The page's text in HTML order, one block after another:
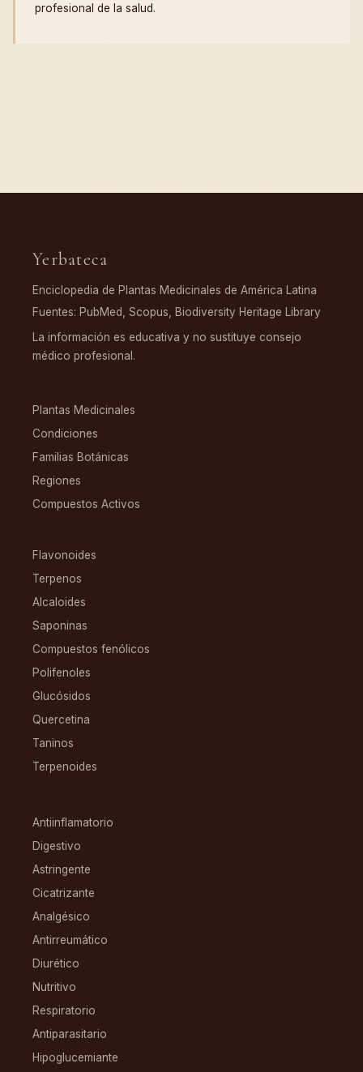
profesional de la salud.
Yerbateca
Enciclopedia de Plantas Medicinales de América Latina
Fuentes: PubMed, Scopus, Biodiversity Heritage Library
La información es educativa y no sustituye consejo
médico profesional.
Plantas Medicinales
Condiciones
Familias Botánicas
Regiones
Compuestos Activos
Flavonoides
Terpenos
Alcaloides
Saponinas
Compuestos fenólicos
Polifenoles
Glucósidos
Quercetina
Taninos
Terpenoides
Antiinflamatorio
Digestivo
Astringente
Cicatrizante
Analgésico
Antirreumático
Diurético
Nutritivo
Respiratorio
Antiparasitario
Hipoglucemiante